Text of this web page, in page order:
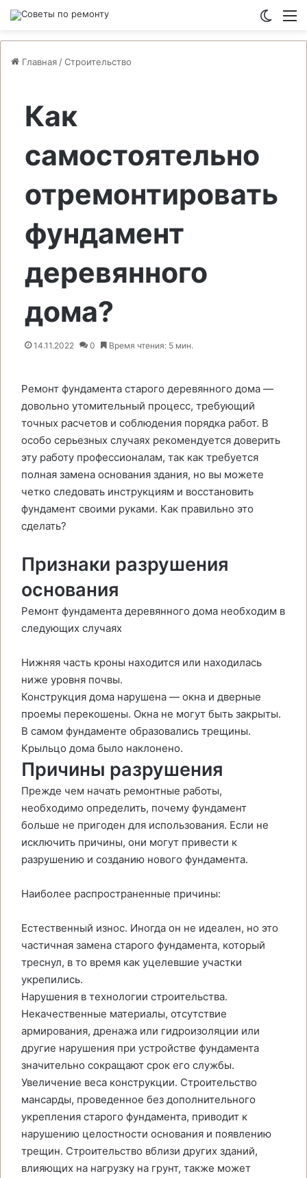
Главная /Строительство
Как
самостоятельно
отремонтировать
фундамент
деревянного
дома?
14.11.2022 0 Время чтения: 5 мин.
Ремонт фундамента старого деревянного дома —
довольно утомительный процесс, требующий
точных расчетов и соблюдения порядка работ. В
особо серьезных случаях рекомендуется доверить
эту работу профессионалам, так как требуется
полная замена основания здания, но вы можете
четко следовать инструкциям и восстановить
фундамент своими руками. Как правильно это
сделать?
Признаки разрушения
основания
Ремонт фундамента деревянного дома необходим в
следующих случаях
Нижняя часть кроны находится или находилась
ниже уровня почвы.
Конструкция дома нарушена — окна и дверные
проемы перекошены. Окна не могут быть закрыты.
В самом фундаменте образовались трещины.
Крыльцо дома было наклонено.
Причины разрушения
Прежде чем начать ремонтные работы,
необходимо определить, почему фундамент
больше не пригоден для использования. Если не
исключить причины, они могут привести к
разрушению и созданию нового фундамента.
Наиболее распространенные причины:
Естественный износ. Иногда он не идеален, но это
частичная замена старого фундамента, который
треснул, в то время как уцелевшие участки
укрепились.
Нарушения в технологии строительства.
Некачественные материалы, отсутствие
армирования, дренажа или гидроизоляции или
другие нарушения при устройстве фундамента
значительно сокращают срок его службы.
Увеличение веса конструкции. Строительство
мансарды, проведенное без дополнительного
укрепления старого фундамента, приводит к
нарушению целостности основания и появлению
трещин. Строительство вблизи других зданий,
влияющих на нагрузку на грунт, также может